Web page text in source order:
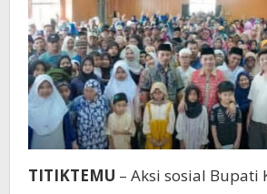
Kelahirannya
TITIKTEMU – Aksi sosial Bupati